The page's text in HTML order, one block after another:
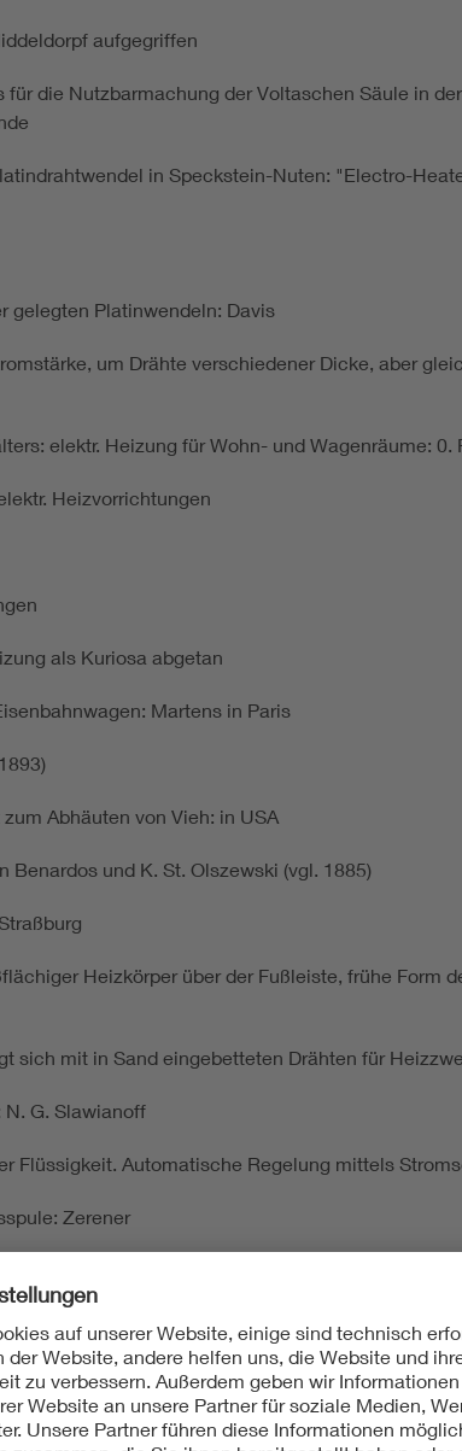
aufgegriffen
die Nutzbarmachung der Voltaschen Säule in
in Speckstein-Nuten: "Electro-
gelegten Platinwendeln: Davis
um Drähte verschiedener Dicke, aber
elektr. Heizung für Wohn- und Wagenräume: 0.
Heizvorrichtungen
als Kuriosa abgetan
Martens in Paris
Abhäuten von Vieh: in USA
und K. St. Olszewski (vgl. 1885)
Heizkörper über der Fußleiste, frühe Form
sich mit in Sand eingebetteten Drähten für
G. Slawianoff
Flüssigkeit. Automatische Regelung mittels
Zerener
in Golm
mit Platinheizdraht: F. W. Schindler,
und Glimmer beobachtet: H. Voigt (vgl.